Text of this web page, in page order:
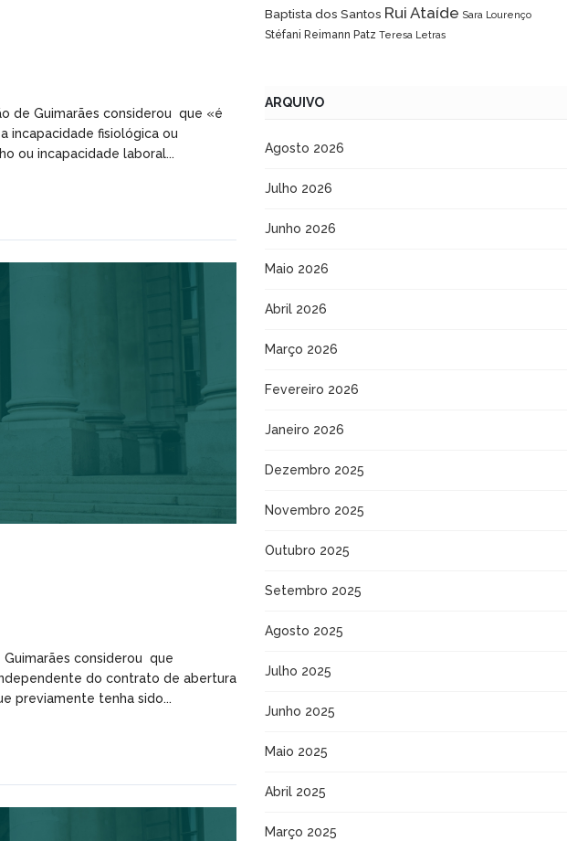
de Guimarães considerou que «é
incapacidade fisiológica ou
ou incapacidade laboral...
Guimarães considerou que
do contrato de abertura
previamente tenha sido...
Baptista dos Santos Rui Ataíde Sara Lourenço
Stéfani Reimann Patz Teresa Letras
ARQUIVO
Agosto 2026
Julho 2026
Junho 2026
Maio 2026
Abril 2026
Março 2026
Fevereiro 2026
Janeiro 2026
Dezembro 2025
Novembro 2025
Outubro 2025
Setembro 2025
Agosto 2025
Julho 2025
Junho 2025
Maio 2025
Abril 2025
Março 2025